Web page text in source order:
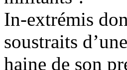
In-extrémis
soustraits
haine de son